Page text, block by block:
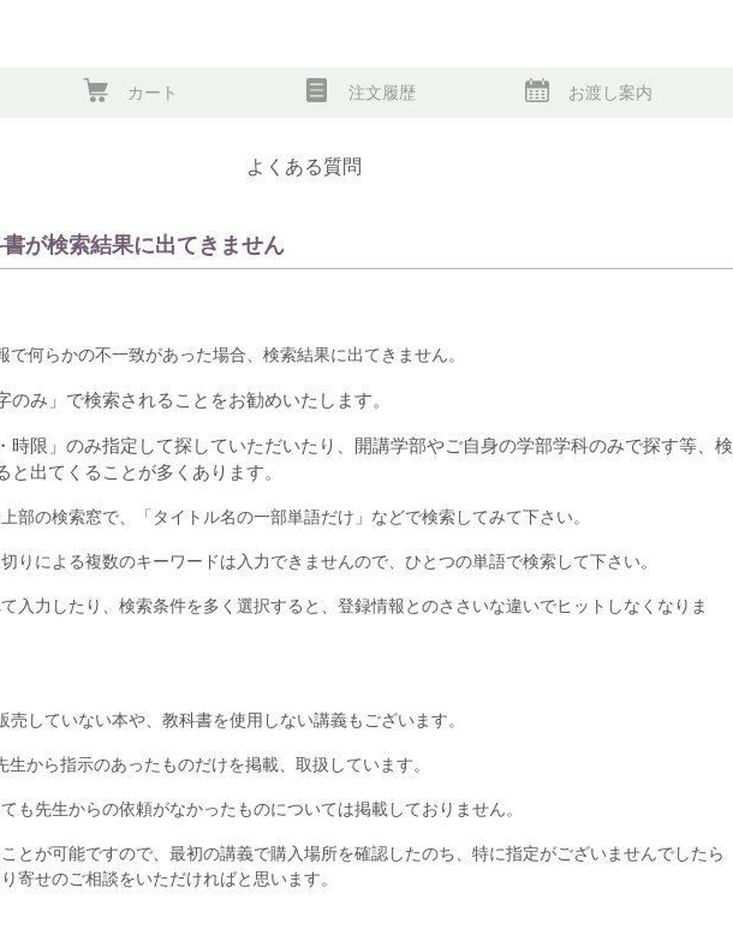
カート 注文履歴 お渡し案内
よくある質問
書が検索結果に出てきません
で何らかの不一致があった場合、検索結果に出てきません。
のみ」で検索されることをお勧めいたします。
時限」のみ指定して探していただいたり、開講学部やご自身の学部学科のみで探す等、検
と出てくることが多くあります。
部の検索窓で、「タイトル名の一部単語だけ」などで検索してみて下さい。
りによる複数のキーワードは入力できませんので、ひとつの単語で検索して下さい。
入力したり、検索条件を多く選択すると、登録情報とのささいな違いでヒットしなくなりま
売していない本や、教科書を使用しない講義もございます。
生から指示のあったものだけを掲載、取扱しています。
も先生からの依頼がなかったものについては掲載しておりません。
とが可能ですので、最初の講義で購入場所を確認したのち、特に指定がございませんでしたら
寄せのご相談をいただければと思います。